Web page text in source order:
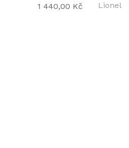
1 440,00 Kč Lionel